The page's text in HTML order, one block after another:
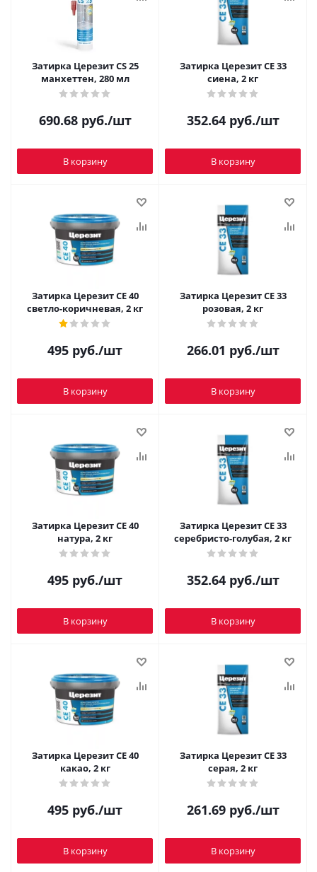
Затирка Церезит CS 25
манхеттен, 280 мл
690.68руб./шт
В корзину
Затирка Церезит CE 33
сиена, 2 кг
352.64руб./шт
В корзину
Затирка Церезит CE 40
светло-коричневая, 2 кг
495 руб./шт
В корзину
Затирка Церезит CE 33
розовая, 2 кг
266.01 руб./шт
В корзину
Затирка Церезит CE 40
натура, 2 кг
495 руб./шт
В корзину
Затирка Церезит CE 33
серебристо-голубая, 2 кг
352.64руб./шт
В корзину
Затирка Церезит CE 40
какао, 2 кг
495 руб./шт
В корзину
Затирка Церезит CE 33
серая, 2 кг
261.69руб./шт
В корзину